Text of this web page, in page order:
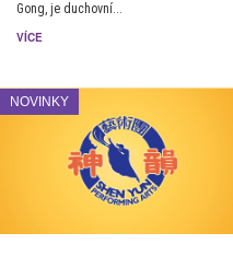
Gong, je duchovní...
VÍCE
NOVINKY